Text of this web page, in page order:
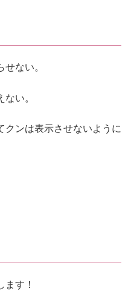
ない。
い。
ンは表示させないように
す！